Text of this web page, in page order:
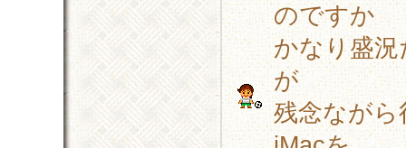
のですか
かなり盛
が
残念なが